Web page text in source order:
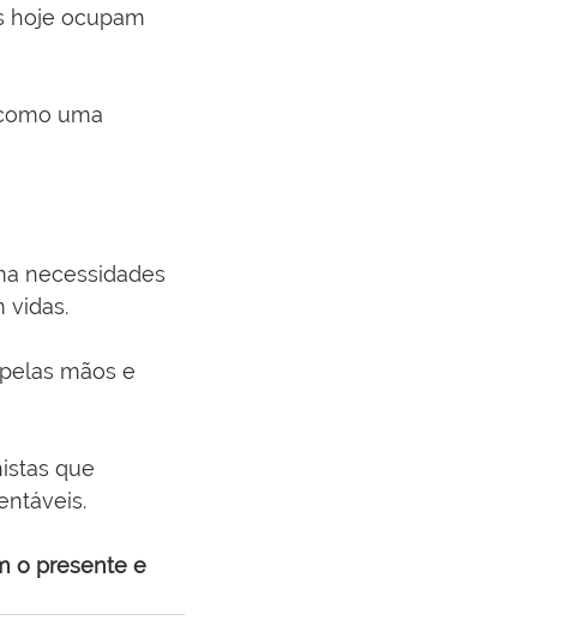
hoje ocupam
uma
necessidades
vidas.
mãos e
que
o presente e